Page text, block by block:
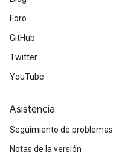
Foro
GitHub
Twitter
YouTube
Asistencia
Seguimiento de problemas
Notas de la versión